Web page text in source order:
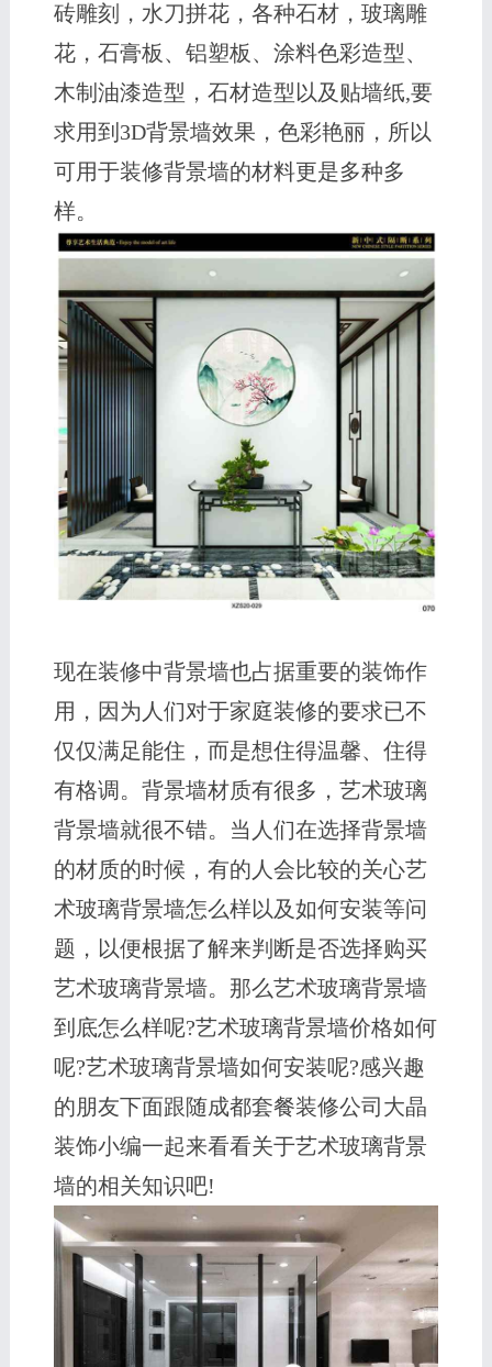
砖雕刻，水刀拼花，各种石材，玻璃雕
花，石膏板、铝塑板、涂料色彩造型、
木制油漆造型，石材造型以及贴墙纸,要
求用到3D背景墙效果，色彩艳丽，所以
可用于装修背景墙的材料更是多种多
样。
现在装修中背景墙也占据重要的装饰作
用，因为人们对于家庭装修的要求已不
仅仅满足能住，而是想住得温馨、住得
有格调。背景墙材质有很多，艺术玻璃
背景墙就很不错。当人们在选择背景墙
的材质的时候，有的人会比较的关心艺
术玻璃背景墙怎么样以及如何安装等问
题，以便根据了解来判断是否选择购买
艺术玻璃背景墙。那么艺术玻璃背景墙
到底怎么样呢?艺术玻璃背景墙价格如何
呢?艺术玻璃背景墙如何安装呢?感兴趣
的朋友下面跟随成都套餐装修公司大晶
装饰小编一起来看看关于艺术玻璃背景
墙的相关知识吧!